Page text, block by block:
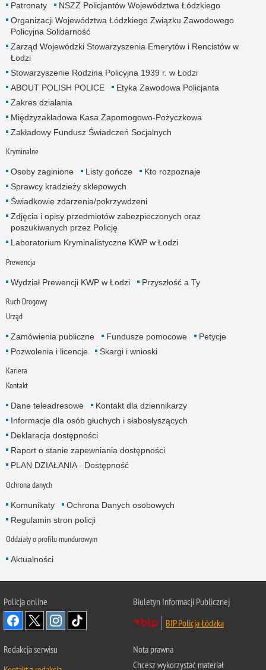
Patronaty
NSZZ Policjantów Województwa Łódzkiego
Organizacji Województwa Łódzkiego Związku Zawodowego
Policyjna Solidarność
Zarząd Wojewódzki Stowarzyszenia Emerytów i Rencistów w
Łodzi
Stowarzyszenie Rodzina Policyjna 1939 r. w Łodzi
ABOUT POLISH POLICE
Etyka Zawodowa Policjanta
Zakres działania
Międzyzakładowa Kasa Zapomogowo-Pożyczkowa
Zakładowy Fundusz Świadczeń Socjalnych
Kryminalne
Osoby zaginione Listy gończe
Kto rozpoznaje
Sprawcy kradzieży sklepowych
Świadkowie zdarzenia/pokrzywdzeni
Zdjęcia i opisy przedmiotów zabezpieczonych oraz
poszukiwanych przez Policję
Laboratorium Kryminalistyczne KWP w Łodzi
Prewencja
Wydział Prewencji KWP w Łodzi Przyszłość a Ty
Ruch Drogowy
Urząd
Zamówienia publiczne Fundusze pomocowe
Petycje
Pozwolenia i licencje
Skargi i wnioski
Kariera
Kontakt
Dane teleadresowe
Kontakt dla dziennikarzy
Informacje dla osób głuchych i słabosłyszących
Deklaracja dostępności
Raport o stanie zapewniania dostępności
PLAN DZIAŁANIA - Dostępność
Ochrona danych
Komunikaty
Ochrona Danych osobowych
Regulamin stron policji
Oddziały o profilu mundurowym
Aktualności
Policja online
Biuletyn Informacji Publicznej
BIP Policja Łódzka
Redakcja serwisu
Nota prawna
Chcesz wykorzystać materiał